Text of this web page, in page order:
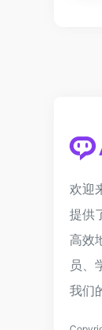
欢迎
提供
高效
员、
我们